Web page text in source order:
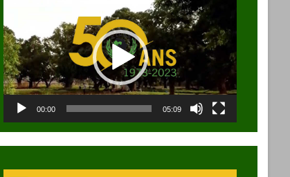
00:00 05:09